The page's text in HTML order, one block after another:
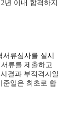
2년 이내 합격하지
류심사를 실시
류를 제출하고
결과 부적격자일
준일은 최초로 합